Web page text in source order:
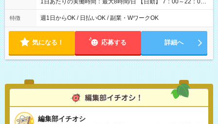
1日あたりの実働時間：最大8時間/日 【日勤】 7：00～22：00
の間で4～8時間勤務（休憩時間は法定通り） ※週1日～OK ／ 1
日4時間から勤務OK ／ 夜勤なし ＊＊ 勤務時間例 ＊＊ ■7時
変動 ※曜日固定（毎週同じ曜日勤務）
特徴 週1日からOK / 日払いOK / 副業・WワークOK
気になる！ 応募する 詳細へ
編集部イチオシ